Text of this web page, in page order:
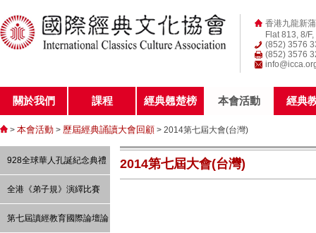
香港九龍新
Flat 813, 8/
(852) 3576
(852) 3576
關於我們 課程 經典翹楚榜 本會活動 經典
> 本會活動 > 歷屆經典誦讀大會回顧 > 2014第七屆大會(台灣)
928全球華人孔誕紀念典禮
全港《弟子規》演繹比賽
第七屆讀經教育國際論壇論
2014第七屆大會(台灣)